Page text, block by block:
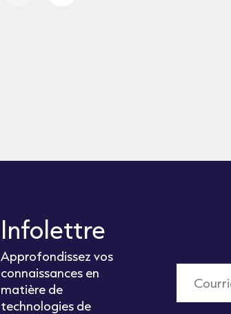
Infolettre
Approfondissez vos
connaissances en
matière de
technologies de